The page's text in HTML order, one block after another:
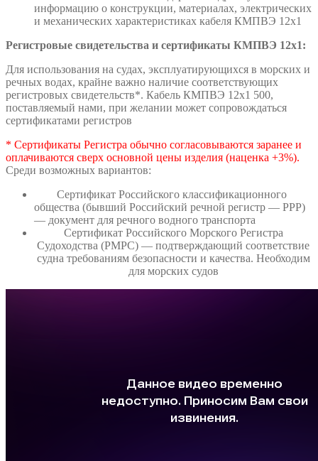
информацию о конструкции, материалах, электрических
и механических характеристиках кабеля КМПВЭ 12х1
Регистровые свидетельства и сертификаты КМПВЭ 12х1:
Для использования на судах, эксплуатирующихся в морских и
речных водах, крайне важно наличие соответствующих
регистровых свидетельств*. Кабель КМПВЭ 12х1 500,
поставляемый нами, при желании может сопровождаться
сертификатами регистров
* Сертификаты Регистра обычно согласовываются заранее и
оплачиваются сверх основной цены изделия (наценка +3%).
Среди возможных вариантов:
Сертификат Российского классификационного
общества (бывший Российский речной регистр — РРР)
— документ для речного водного транспорта
Сертификат Российского Морского Регистра
Судоходства (РМРС) — подтверждающий соответствие
судна требованиям безопасности и качества. Необходим
для морских судов